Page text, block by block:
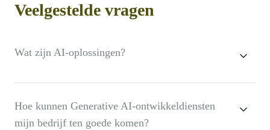
Veelgestelde vragen
Wat zijn AI-oplossingen?
Hoe kunnen Generative AI-ontwikkeldiensten
mijn bedrijf ten goede komen?